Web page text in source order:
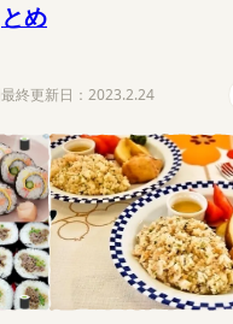
とめ
最終更新日： 2023.2.24